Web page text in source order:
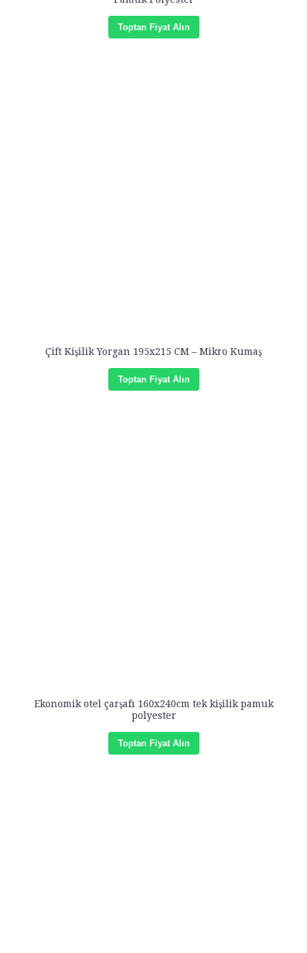
Toptan Fiyat Alın
Çift Kişilik Yorgan 195x215 CM – Mikro Kumaş
Toptan Fiyat Alın
Ekonomik otel çarşafı 160x240cm tek kişilik pamuk
polyester
Toptan Fiyat Alın